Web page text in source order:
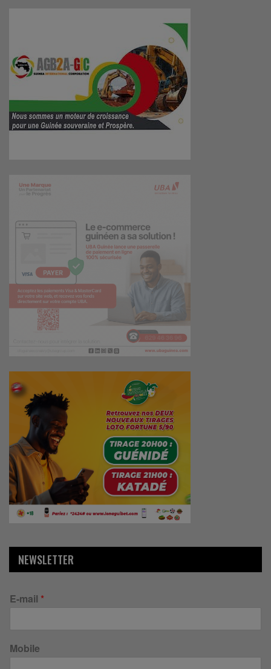
NEWSLETTER
E-mail *
Mobile